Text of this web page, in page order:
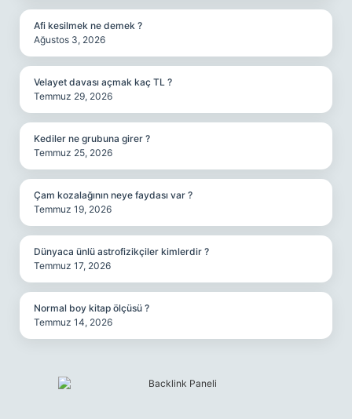
Afi kesilmek ne demek ?
Ağustos 3, 2026
Velayet davası açmak kaç TL ?
Temmuz 29, 2026
Kediler ne grubuna girer ?
Temmuz 25, 2026
Çam kozalağının neye faydası var ?
Temmuz 19, 2026
Dünyaca ünlü astrofizikçiler kimlerdir ?
Temmuz 17, 2026
Normal boy kitap ölçüsü ?
Temmuz 14, 2026